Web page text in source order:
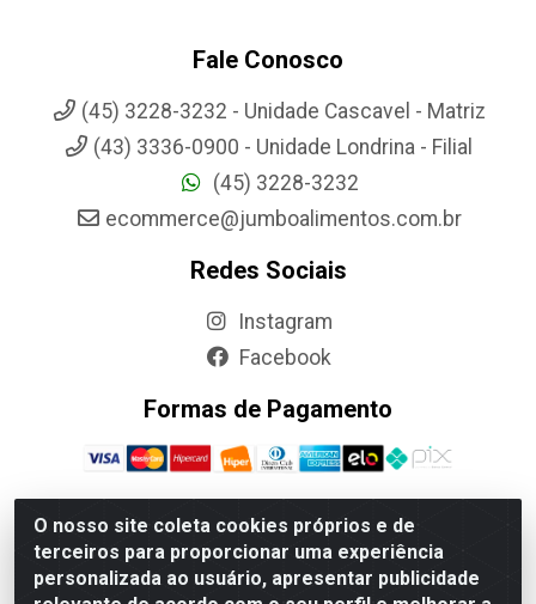
O nosso site coleta cookies próprios e de
terceiros para proporcionar uma experiência
personalizada ao usuário, apresentar publicidade
Fale Conosco
(45) 3228-3232 - Unidade Cascavel - Matriz
(43) 3336-0900 - Unidade Londrina - Filial
(45) 3228-3232
ecommerce@jumboalimentos.com.br
Redes Sociais
Instagram
Facebook
Formas de Pagamento
Jumbo Alimentos Cascavel - Matriz - Rua Itatiba Do Sul, 161 -
Santos Dumont, Cascavel-PR - CEP 85804-700- CNPJ